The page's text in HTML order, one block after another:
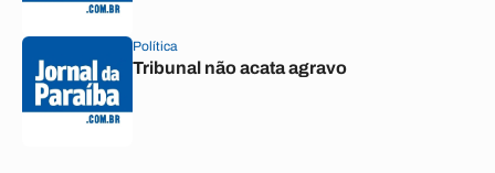
Política
Tribunal não acata agravo